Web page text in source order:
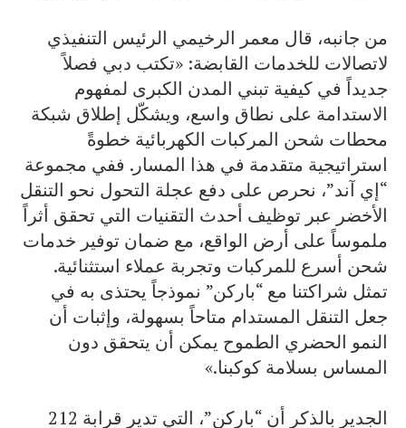
من جانبه، قال معمر الرخيمي الرئيس التنفيذي
لاتصالات للخدمات القابضة: «تكتب دبي فصلاً
جديداً في كيفية تبني المدن الكبرى لمفهوم
الاستدامة على نطاق واسع، ويشكّل إطلاق شبكة
محطات شحن المركبات الكهربائية خطوةً
استراتيجية متقدمة في هذا المسار. ففي مجموعة
“إي آند”، نحرص على دفع عجلة التحول نحو التنقل
الأخضر عبر توظيف أحدث التقنيات التي تحقق أثراً
ملموساً على أرض الواقع، مع ضمان توفير خدمات
شحن أسرع للمركبات وتجربة عملاء استثنائية.
تمثل شراكتنا مع “باركن” نموذجاً يحتذى به في
جعل التنقل المستدام متاحاً بسهولة، وإثبات أن
النمو الحضري الطموح يمكن أن يتحقق دون
المساس بسلامة كوكبنا.»
الجدير بالذكر أن “باركن”، التي تدير قرابة 212